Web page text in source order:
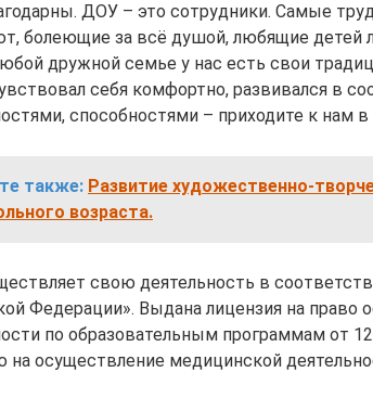
ДОУ – это сотрудники. Самые
болеющие за всё душой, любящие детей
дружной семье у нас есть свои
себя комфортно, развивался в
способностями – приходите к нам в
также: Развитие художественно-
возраста.
свою деятельность в
Федерации». Выдана лицензия на право
по образовательным программам от
на осуществление медицинской